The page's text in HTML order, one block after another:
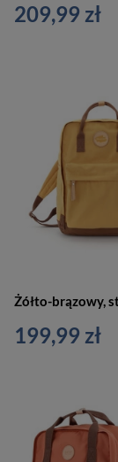
209,99 zł
199,99 zł